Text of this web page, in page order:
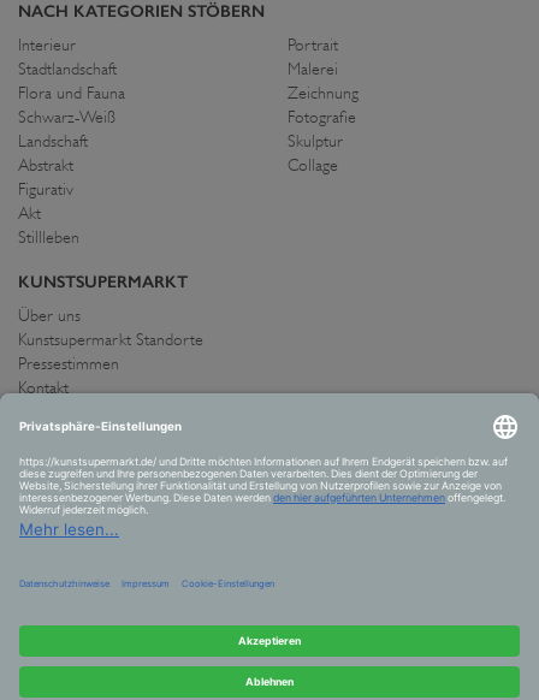
NACH KATEGORIEN STÖBERN
Interieur
Stadtlandschaft
Flora und Fauna
Schwarz-Weiß
Landschaft
Abstrakt
Figurativ
Akt
Stillleben
Portrait
Malerei
Zeichnung
Fotografie
Skulptur
Collage
KUNSTSUPERMARKT
Über uns
Kunstsupermarkt Standorte
Pressestimmen
Kontakt
IMPRESSUM UND AGB
Allgemeine Geschäftsbedingungen
Widerrufsrecht
Datenschutzerklärung
Allgemeine Geschäftsbedingungen
Versand und Zahlung